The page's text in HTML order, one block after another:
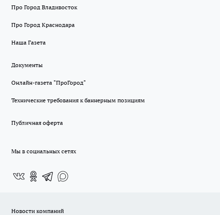
Про Город Владивосток
Про Город Краснодара
Наша Газета
Документы
Онлайн-газета "ПроГород"
Технические требования к баннерным позициям
Публичная оферта
Мы в социальных сетях
Новости компаний